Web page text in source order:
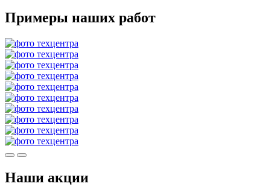
Примеры наших работ
Наши акции